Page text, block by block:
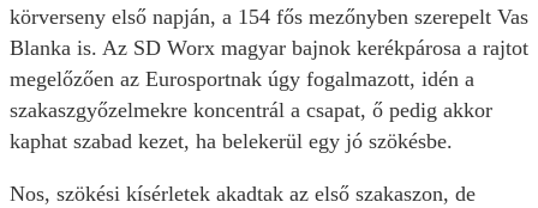
körverseny első napján, a 154 fős mezőnyben szerepelt Vas
Blanka is. Az SD Worx magyar bajnok kerékpárosa a rajtot
megelőzően az Eurosportnak úgy fogalmazott, idén a
szakaszgyőzelmekre koncentrál a csapat, ő pedig akkor
kaphat szabad kezet, ha belekerül egy jó szökésbe.
Nos, szökési kísérletek akadtak az első szakaszon, de